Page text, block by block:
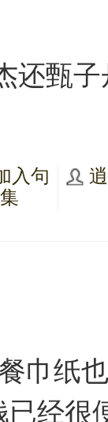
还甄子
入句
集
巾纸
已经很